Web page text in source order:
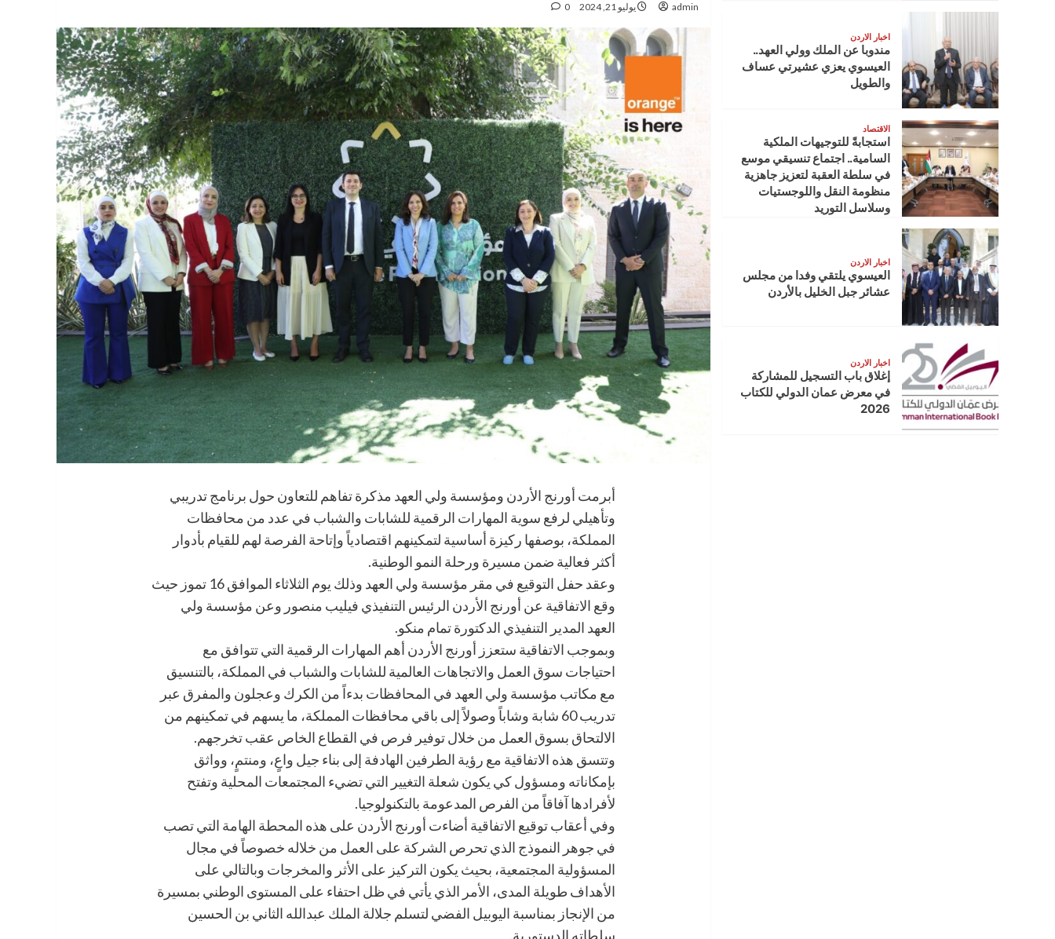
admin يوليو 21, 2024 0
أبرمت أورنج الأردن ومؤسسة ولي العهد مذكرة تفاهم للتعاون حول برنامج تدريبي
وتأهيلي لرفع سوية المهارات الرقمية للشابات والشباب في عدد من محافظات
المملكة، بوصفها ركيزة أساسية لتمكينهم اقتصادياً وإتاحة الفرصة لهم للقيام بأدوار
أكثر فعالية ضمن مسيرة ورحلة النمو الوطنية.
وعقد حفل التوقيع في مقر مؤسسة ولي العهد وذلك يوم الثلاثاء الموافق 16 تموز حيث
وقع الاتفاقية عن أورنج الأردن الرئيس التنفيذي فيليب منصور وعن مؤسسة ولي
العهد المدير التنفيذي الدكتورة تمام منكو.
وبموجب الاتفاقية ستعزز أورنج الأردن أهم المهارات الرقمية التي تتوافق مع
احتياجات سوق العمل والاتجاهات العالمية للشابات والشباب في المملكة، بالتنسيق
مع مكاتب مؤسسة ولي العهد في المحافظات بدءاً من الكرك وعجلون والمفرق عبر
تدريب 60 شابة وشاباً وصولاً إلى باقي محافظات المملكة، ما يسهم في تمكينهم من
الالتحاق بسوق العمل من خلال توفير فرص في القطاع الخاص عقب تخرجهم.
وتتسق هذه الاتفاقية مع رؤية الطرفين الهادفة إلى بناء جيل واعٍ، ومنتمٍ، وواثق
بإمكاناته ومسؤول كي يكون شعلة التغيير التي تضيء المجتمعات المحلية وتفتح
لأفرادها آفاقاً من الفرص المدعومة بالتكنولوجيا.
وفي أعقاب توقيع الاتفاقية أضاءت أورنج الأردن على هذه المحطة الهامة التي تصب
في جوهر النموذج الذي تحرص الشركة على العمل من خلاله خصوصاً في مجال
المسؤولية المجتمعية، بحيث يكون التركيز على الأثر والمخرجات وبالتالي على
الأهداف طويلة المدى، الأمر الذي يأتي في ظل احتفاء على المستوى الوطني بمسيرة
من الإنجاز بمناسبة اليوبيل الفضي لتسلم جلالة الملك عبدالله الثاني بن الحسين
سلطاته الدستورية.
اخبار الاردن
مندوبا عن الملك وولي العهد..
العيسوي يعزي عشيرتي عساف
والطويل
الاقتصاد
استجابةً للتوجيهات الملكية
السامية.. اجتماع تنسيقي موسع
في سلطة العقبة لتعزيز جاهزية
منظومة النقل واللوجستيات
وسلاسل التوريد
اخبار الاردن
العيسوي يلتقي وفدا من مجلس
عشائر جبل الخليل بالأردن
اخبار الاردن
إغلاق باب التسجيل للمشاركة
في معرض عمان الدولي للكتاب
2026